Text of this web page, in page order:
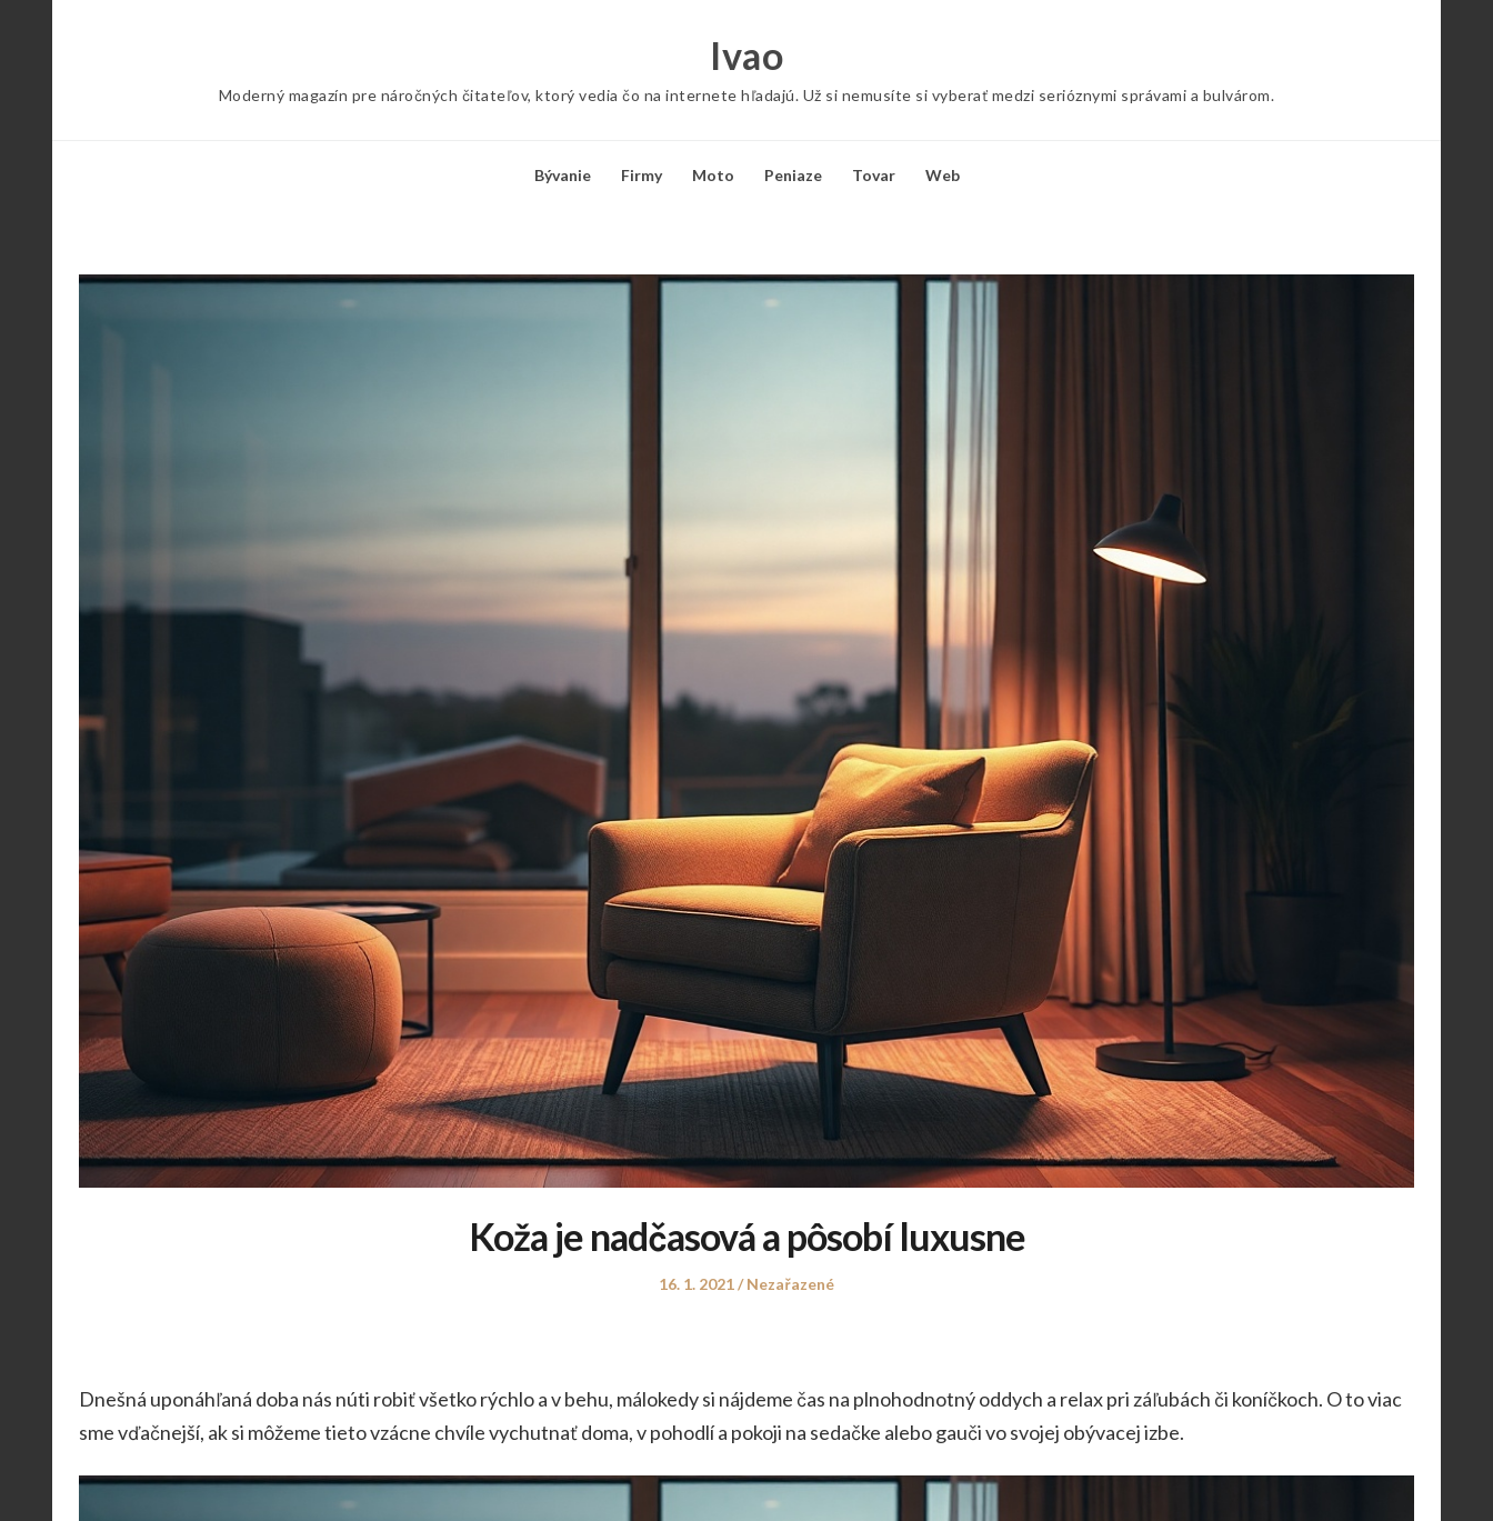
Ivao
Moderný magazín pre náročných čitateľov, ktorý vedia čo na internete hľadajú. Už si nemusíte si vyberať medzi serióznymi správami a bulvárom.
Bývanie Firmy Moto Peniaze Tovar Web
Koža je nadčasová a pôsobí luxusne
Posted
16. 1. 2021
Posted
Nezařazené
Dnešná uponáhľaná doba nás núti robiť všetko rýchlo a v behu, málokedy si nájdeme čas na plnohodnotný oddych a relax pri záľubách či koníčkoch. O to viac
sme vďačnejší, ak si môžeme tieto vzácne chvíle vychutnať doma, v pohodlí a pokoji na sedačke alebo gauči vo svojej obývacej izbe.